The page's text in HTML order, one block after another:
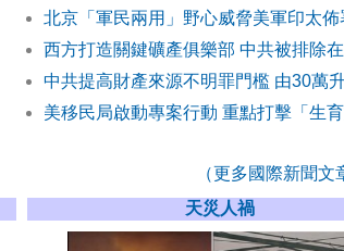
北京「軍民兩用」野心威脅美軍印太佈
西方打造關鍵礦產俱樂部 中共被排除
中共提高財產來源不明罪門檻 由30萬
美移民局啟動專案行動 重點打擊「生
（更多國際新聞文
天災人禍